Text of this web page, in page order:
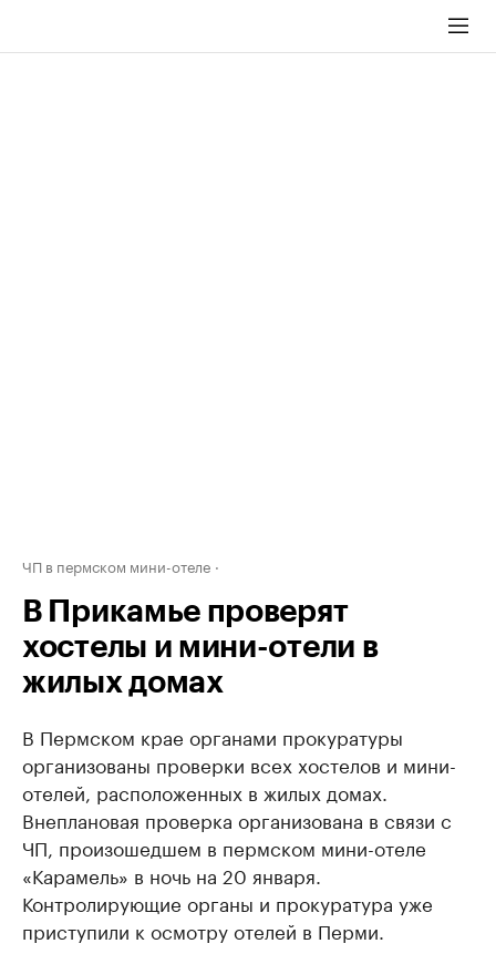
ЧП в пермском мини-отеле
В Прикамье проверят
хостелы и мини-отели в
жилых домах
В Пермском крае органами прокуратуры
организованы проверки всех хостелов и мини-
отелей, расположенных в жилых домах.
Внеплановая проверка организована в связи с
ЧП, произошедшем в пермском мини-отеле
«Карамель» в ночь на 20 января.
Контролирующие органы и прокуратура уже
приступили к осмотру отелей в Перми.